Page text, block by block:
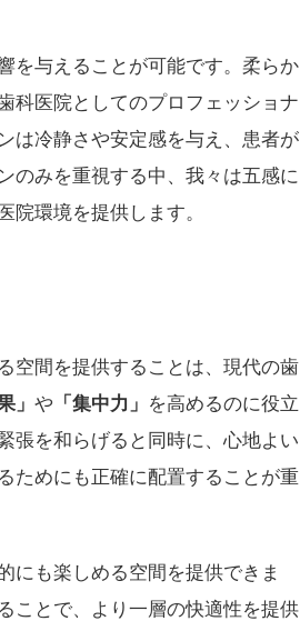
を与えることが可能です。柔らか
科医院としてのプロフェッショナ
は冷静さや安定感を与え、患者が
のみを重視する中、我々は五感に
院環境を提供します。
空間を提供することは、現代の歯
」 や 「集中力」 を高めるのに役立
張を和らげると同時に、心地よい
ためにも正確に配置することが重
にも楽しめる空間を提供できま
ことで、より一層の快適性を提供